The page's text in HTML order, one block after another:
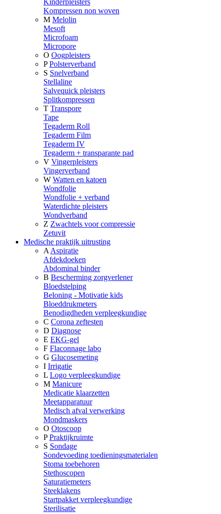
Kinderpleisters
Kompressen non woven
M Melolin
Mesoft
Microfoam
Micropore
O Oogpleisters
P Polsterverband
S Snelverband
Stellaline
Salvequick pleisters
Splitkompressen
T Transpore
Tape
Tegaderm Roll
Tegaderm Film
Tegaderm IV
Tegaderm + transparante pad
V Vingerpleisters
Vingerverband
W Watten en katoen
Wondfolie
Wondfolie + verband
Waterdichte pleisters
Wondverband
Z Zwachtels voor compressie
Zetuvit
Medische praktijk uitrusting
A Aspiratie
Afdekdoeken
Abdominal binder
B Bescherming zorgverlener
Bloedstelping
Beloning - Motivatie kids
Bloeddrukmeters
Benodigdheden verpleegkundige
C Corona zeftesten
D Diagnose
E EKG-gel
F Flaconnage labo
G Glucosemeting
I Irrigatie
L Logo verpleegkundige
M Manicure
Medicatie klaarzetten
Meetapparatuur
Medisch afval verwerking
Mondmaskers
O Otoscoop
P Praktijkruimte
S Sondage
Sondevoeding toedieningsmaterialen
Stoma toebehoren
Stethoscopen
Saturatiemeters
Steeklakens
Startpakket verpleegkundige
Sterilisatie